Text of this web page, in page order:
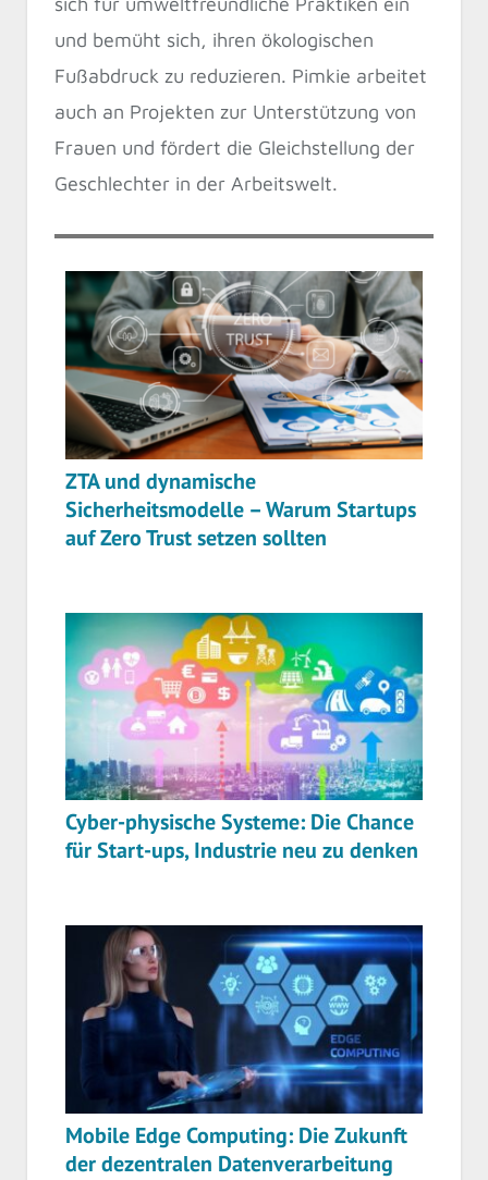
und bemüht sich, ihren ökologischen
Fußabdruck zu reduzieren. Pimkie arbeitet
auch an Projekten zur Unterstützung von
Frauen und fördert die Gleichstellung der
Geschlechter in der Arbeitswelt.
ZTA und dynamische
Sicherheitsmodelle – Warum Startups
auf Zero Trust setzen sollten
Cyber-physische Systeme: Die Chance
für Start-ups, Industrie neu zu denken
Mobile Edge Computing: Die Zukunft
der dezentralen Datenverarbeitung